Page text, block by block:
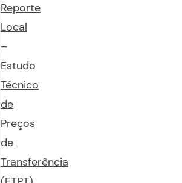
Reporte
Local
–
Estudo
Técnico
de
Preços
de
Transferência